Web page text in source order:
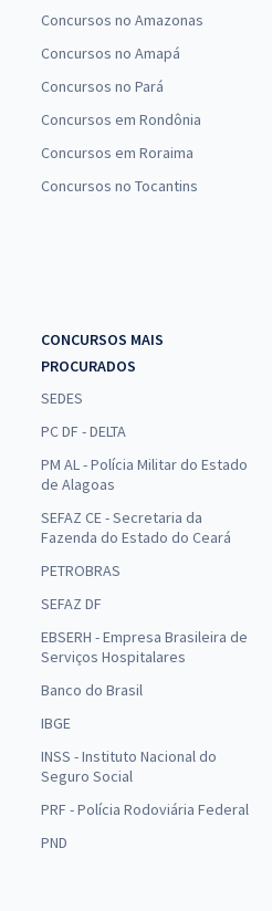
Concursos no Amazonas
Concursos no Amapá
Concursos no Pará
Concursos em Rondônia
Concursos em Roraima
Concursos no Tocantins
CONCURSOS MAIS
PROCURADOS
SEDES
PC DF - DELTA
PM AL - Polícia Militar do Estado
de Alagoas
SEFAZ CE - Secretaria da
Fazenda do Estado do Ceará
PETROBRAS
SEFAZ DF
EBSERH - Empresa Brasileira de
Serviços Hospitalares
Banco do Brasil
IBGE
INSS - Instituto Nacional do
Seguro Social
PRF - Polícia Rodoviária Federal
PND